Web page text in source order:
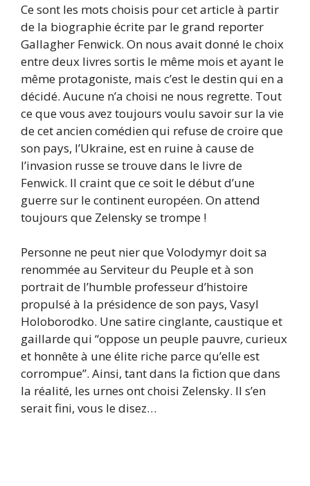
Ce sont les mots choisis pour cet article à partir
de la biographie écrite par le grand reporter
Gallagher Fenwick. On nous avait donné le choix
entre deux livres sortis le même mois et ayant le
même protagoniste, mais c’est le destin qui en a
décidé. Aucune n’a choisi ne nous regrette. Tout
ce que vous avez toujours voulu savoir sur la vie
de cet ancien comédien qui refuse de croire que
son pays, l’Ukraine, est en ruine à cause de
l’invasion russe se trouve dans le livre de
Fenwick. Il craint que ce soit le début d’une
guerre sur le continent européen. On attend
toujours que Zelensky se trompe !
Personne ne peut nier que Volodymyr doit sa
renommée au Serviteur du Peuple et à son
portrait de l’humble professeur d’histoire
propulsé à la présidence de son pays, Vasyl
Holoborodko. Une satire cinglante, caustique et
gaillarde qui “oppose un peuple pauvre, curieux
et honnête à une élite riche parce qu’elle est
corrompue”. Ainsi, tant dans la fiction que dans
la réalité, les urnes ont choisi Zelensky. Il s’en
serait fini, vous le disez…